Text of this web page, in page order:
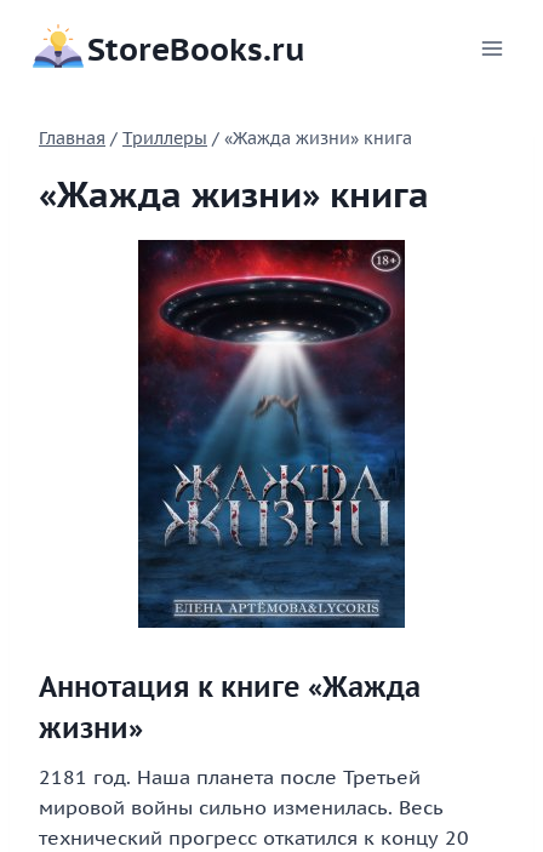
содержимому
StoreBooks.ru
Главная / Триллеры / «Жажда жизни» книга
«Жажда жизни» книга
Аннотация к книге «Жажда
жизни»
2181 год. Наша планета после Третьей
мировой войны сильно изменилась. Весь
технический прогресс откатился к концу 20